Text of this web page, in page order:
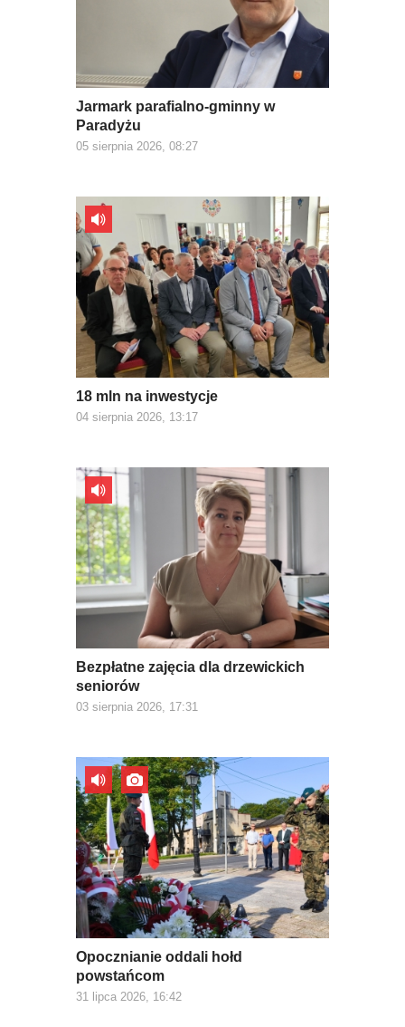
Jarmark parafialno-gminny w
Paradyżu
05 sierpnia 2026, 08:27
18 mln na inwestycje
04 sierpnia 2026, 13:17
Bezpłatne zajęcia dla drzewickich
seniorów
03 sierpnia 2026, 17:31
Opocznianie oddali hołd
powstańcom
31 lipca 2026, 16:42